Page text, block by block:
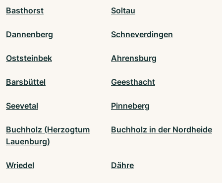
Basthorst Soltau
Dannenberg Schneverdingen
Oststeinbek Ahrensburg
Barsbüttel Geesthacht
Seevetal Pinneberg
Buchholz (Herzogtum
Lauenburg)
Buchholz in der Nordheide
Wriedel Dähre